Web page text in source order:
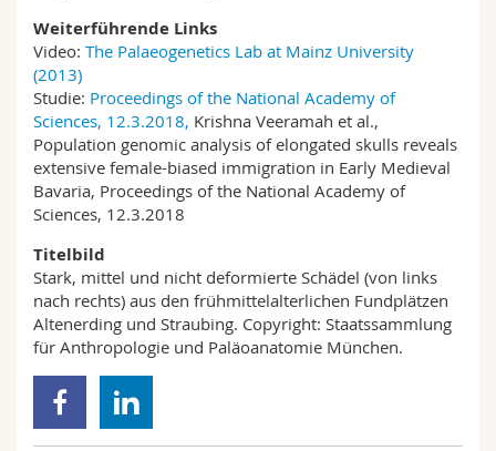
Weiterführende Links
Video: The Palaeogenetics Lab at Mainz University
(2013)
Studie: Proceedings of the National Academy of
Sciences, 12.3.2018, Krishna Veeramah et al.,
Population genomic analysis of elongated skulls reveals
extensive female-biased immigration in Early Medieval
Bavaria, Proceedings of the National Academy of
Sciences, 12.3.2018
Titelbild
Stark, mittel und nicht deformierte Schädel (von links
nach rechts) aus den frühmittelalterlichen Fundplätzen
Altenerding und Straubing. Copyright: Staatssammlung
für Anthropologie und Paläoanatomie München.